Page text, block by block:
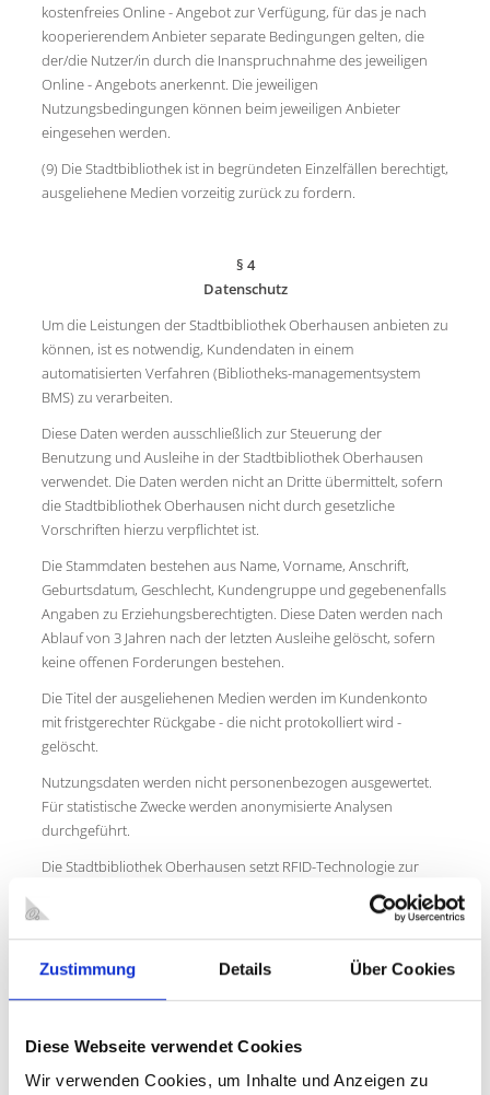
Zustimmung Details Über Cookies
Diese Webseite verwendet Cookies
Wir verwenden Cookies, um Inhalte und Anzeigen zu
kostenfreies Online - Angebot zur Verfügung, für das je nach
kooperierendem Anbieter separate Bedingungen gelten, die
der/die Nutzer/in durch die Inanspruchnahme des jeweiligen
Online - Angebots anerkennt. Die jeweiligen
Nutzungsbedingungen können beim jeweiligen Anbieter
eingesehen werden.
(9) Die Stadtbibliothek ist in begründeten Einzelfällen berechtigt,
ausgeliehene Medien vorzeitig zurück zu fordern.
§ 4
Datenschutz
Um die Leistungen der Stadtbibliothek Oberhausen anbieten zu
können, ist es notwendig, Kundendaten in einem
automatisierten Verfahren (Bibliotheks-managementsystem
BMS) zu verarbeiten.
Diese Daten werden ausschließlich zur Steuerung der
Benutzung und Ausleihe in der Stadtbibliothek Oberhausen
verwendet. Die Daten werden nicht an Dritte übermittelt, sofern
die Stadtbibliothek Oberhausen nicht durch gesetzliche
Vorschriften hierzu verpflichtet ist.
Die Stammdaten bestehen aus Name, Vorname, Anschrift,
Geburtsdatum, Geschlecht, Kundengruppe und gegebenenfalls
Angaben zu Erziehungsberechtigten. Diese Daten werden nach
Ablauf von 3 Jahren nach der letzten Ausleihe gelöscht, sofern
keine offenen Forderungen bestehen.
Die Titel der ausgeliehenen Medien werden im Kundenkonto
mit fristgerechter Rückgabe - die nicht protokolliert wird -
gelöscht.
Nutzungsdaten werden nicht personenbezogen ausgewertet.
Für statistische Zwecke werden anonymisierte Analysen
durchgeführt.
Die Stadtbibliothek Oberhausen setzt RFID-Technologie zur
Selbstverbuchung der Medien ein. Nur für den Ausleihvorgang
notwendige Daten werden dabei auf dem RFID-Chip der
entliehenen Medien gespeichert.
(1) Im Bestand der Stadtbibliothek nicht vorhandene Medien